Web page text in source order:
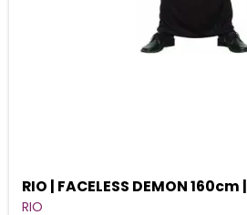
RIO | FACELESS DEMON 160cm |
RIO